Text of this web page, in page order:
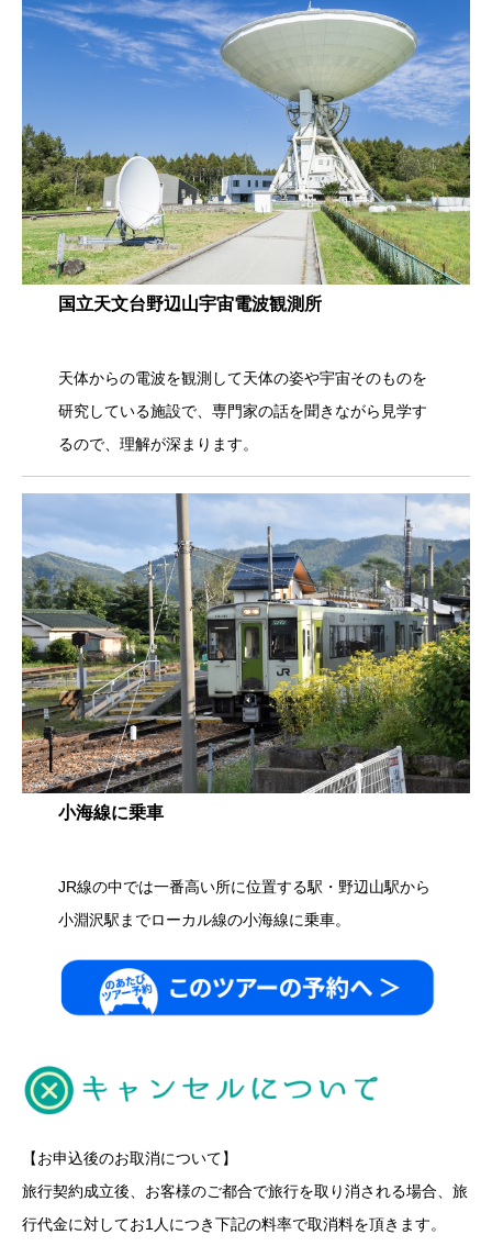
国立天文台野辺山宇宙電波観測所
天体からの電波を観測して天体の姿や宇宙そのものを
研究している施設で、専門家の話を聞きながら見学す
るので、理解が深まります。
小海線に乗車
JR線の中では一番高い所に位置する駅・野辺山駅から
小淵沢駅までローカル線の小海線に乗車。
【お申込後のお取消について】
旅行契約成立後、お客様のご都合で旅行を取り消される場合、旅
行代金に対してお1人につき下記の料率で取消料を頂きます。